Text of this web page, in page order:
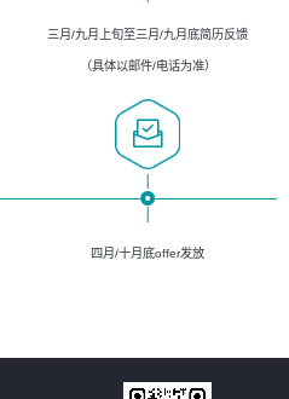
三月/九月上旬至三月/九月底简历反馈
（具体以邮件/电话为准）
四月/十月底offer发放